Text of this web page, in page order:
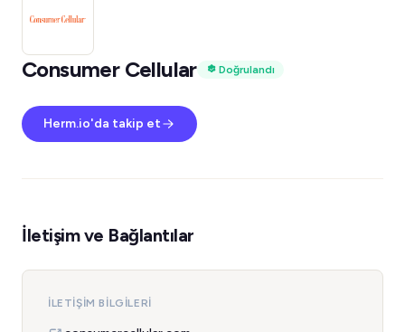
Consumer Cellular Doğrulandı
Herm.io'da takip et
İletişim ve Bağlantılar
İLETIŞIM BILGILERI